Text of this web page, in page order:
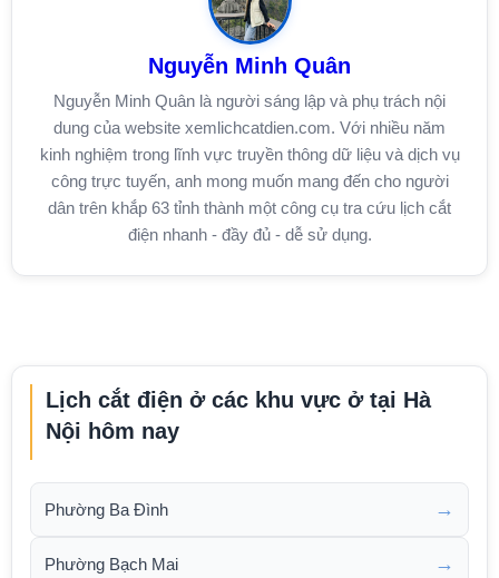
Nguyễn Minh Quân
Nguyễn Minh Quân là người sáng lập và phụ trách nội
dung của website xemlichcatdien.com. Với nhiều năm
kinh nghiệm trong lĩnh vực truyền thông dữ liệu và dịch vụ
công trực tuyến, anh mong muốn mang đến cho người
dân trên khắp 63 tỉnh thành một công cụ tra cứu lịch cắt
điện nhanh - đầy đủ - dễ sử dụng.
Lịch cắt điện ở các khu vực ở tại Hà
Nội hôm nay
Phường Ba Đình →
Phường Bạch Mai →